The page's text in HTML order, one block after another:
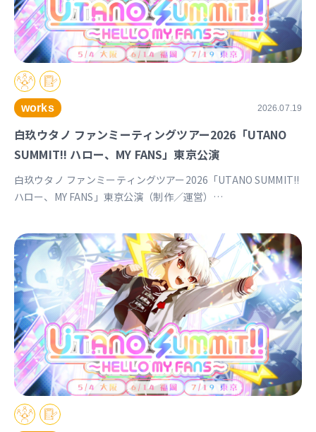
works 2026.07.19
白玖ウタノ ファンミーティングツアー2026「UTANO
SUMMIT!! ハロー、MY FANS」東京公演
白玖ウタノ ファンミーティングツアー2026「UTANO SUMMIT!!
ハロー、MY FANS」東京公演（制作／運営）